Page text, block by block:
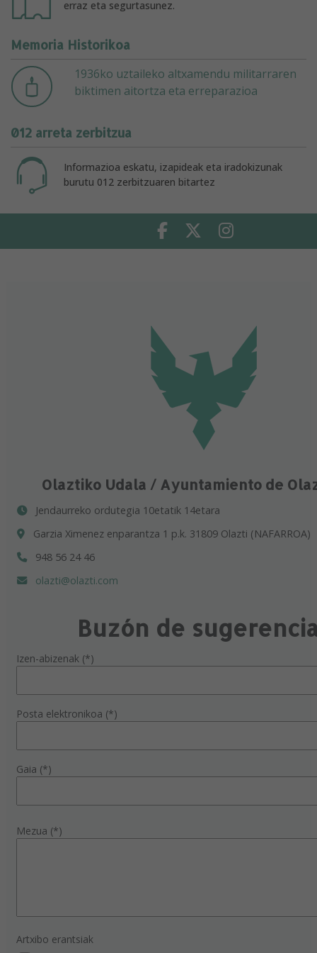
erraz eta segurtasunez.
Memoria Historikoa
1936ko uztaileko altxamendu militarraren
biktimen aitortza eta erreparazioa
012 arreta zerbitzua
Informazioa eskatu, izapideak eta iradokizunak
burutu 012 zerbitzuaren bitartez
Facebook Twitter Instagram
Olaztiko Udala / Ayuntamiento de
Jendaurreko ordutegia 10etatik 14etara
Garzia Ximenez enparantza 1 p.k. 31809 Olazti (NAFARROA)
948 56 24 46
olazti@olazti.com
Buzón de
Izen-abizenak (*)
Posta elektronikoa (*)
Gaia (*)
Mezua (*)
Artxibo erantsiak